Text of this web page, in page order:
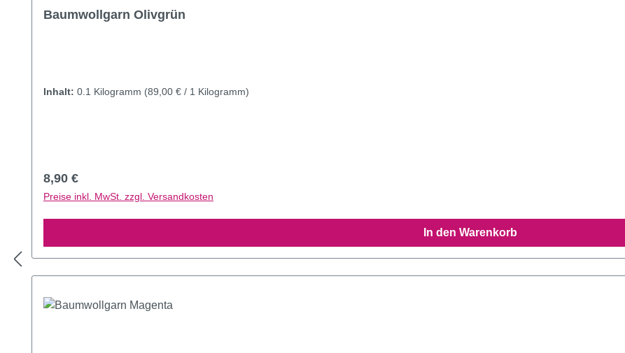
Durchschnittliche Bewertung von 5 von 5 Sternen
Baumwollgarn Olivgrün
Inhalt: 0.1 Kilogramm (89,00 € / 1 Kilogramm)
Regulärer Preis:
8,90 €
Preise inkl. MwSt. zzgl. Versandkosten
In den Warenkorb